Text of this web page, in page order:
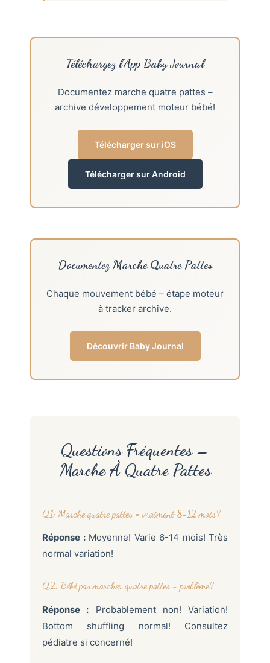
Téléchargez l’App Baby Journal
Documentez marche quatre pattes –
archive développement moteur bébé!
Télécharger sur iOS
Télécharger sur Android
Documentez Marche Quatre Pattes
Chaque mouvement bébé – étape moteur
à tracker archive.
Découvrir Baby Journal
Questions Fréquentes –
Marche À Quatre Pattes
Q1: Marche quatre pattes = vraiment 8-12 mois?
Réponse :Moyenne! Varie 6-14 mois! Très
normal variation!
Q2: Bébé pas marcher quatre pattes = problème?
Réponse : Probablement non! Variation!
Bottom shuffling normal! Consultez
pédiatre si concerné!